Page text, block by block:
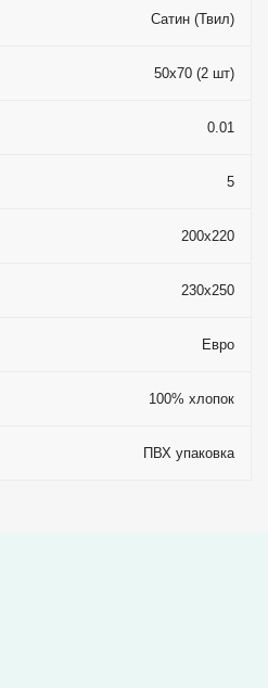
Сатин (Твил)
50x70 (2 шт)
0.01
5
200x220
230x250
Евро
100% хлопок
ПВХ упаковка